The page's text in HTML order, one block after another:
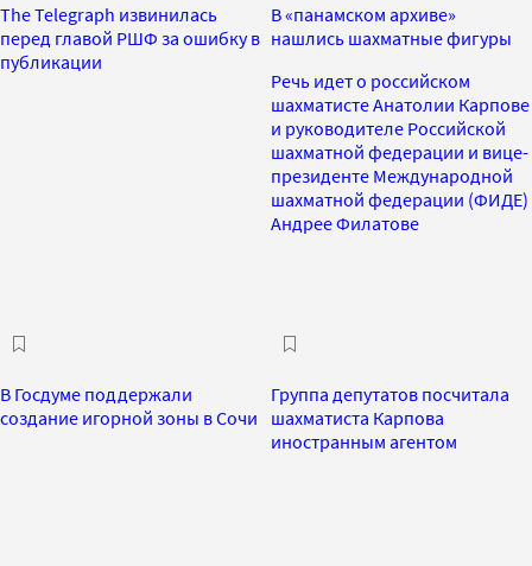
The Telegraph извинилась
перед главой РШФ за ошибку в
публикации
В «панамском архиве»
нашлись шахматные фигуры
Речь идет о российском
шахматисте Анатолии Карпове
и руководителе Российской
шахматной федерации и вице-
президенте Международной
шахматной федерации (ФИДЕ)
Андрее Филатове
В Госдуме поддержали
создание игорной зоны в Сочи
Группа депутатов посчитала
шахматиста Карпова
иностранным агентом